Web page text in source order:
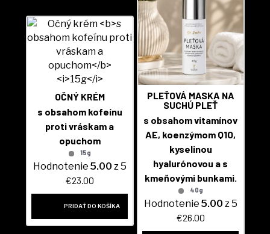
OČNÝ KRÉM
s obsahom kofeínu
proti vráskam a
opuchom
15g
Hodnotenie 5.00 z 5
€23.00
PRIDAŤ DO KOŠÍKA
PLEŤOVÁ MASKA NA
SUCHÚ PLEŤ
s obsahom vitamínov
AE, koenzýmom Q1O,
kyselinou
hyalurónovou a s
kmeňovými bunkami.
40g
Hodnotenie 5.00 z 5
€26.00